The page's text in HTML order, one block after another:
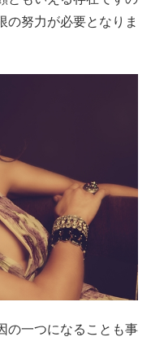
の努力が必要となりま
の一つになることも事